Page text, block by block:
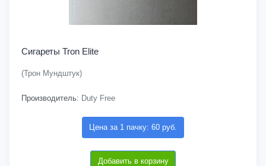
Сигареты Tron Elite
(Трон Мундштук)
Производитель: Duty Free
Цена за 1 пачку: 60 руб.
Добавить в корзину